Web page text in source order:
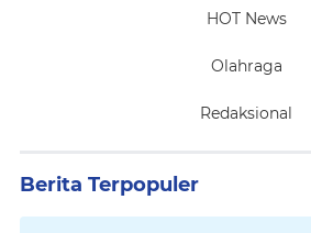
HOT News
Olahraga
Redaksional
Berita Terpopuler